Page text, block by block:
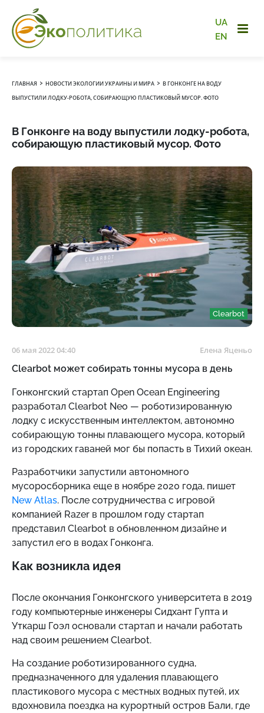
UA
EN
ГЛАВНАЯ › НОВОСТИ ЭКОЛОГИИ УКРАИНЫ И МИРА › В ГОНКОНГЕ НА ВОДУ
ВЫПУСТИЛИ ЛОДКУ-РОБОТА, СОБИРАЮЩУЮ ПЛАСТИКОВЫЙ МУСОР. ФОТО
В Гонконге на воду выпустили лодку-робота,
собирающую пластиковый мусор. Фото
Clearbot
06 мая 2022 04:40 Елена Яценьо
Clearbot может собирать тонны мусора в день
Гонконгский стартап Open Ocean Engineering
разработал Clearbot Neo — роботизированную
лодку с искусственным интеллектом, автономно
собирающую тонны плавающего мусора, который
из городских гаваней мог бы попасть в Тихий океан.
Разработчики запустили автономного
мусоросборника еще в ноябре 2020 года, пишет
New Atlas. После сотрудничества с игровой
компанией Razer в прошлом году стартап
представил Clearbot в обновленном дизайне и
запустил его в водах Гонконга.
Как возникла идея
После окончания Гонконгского университета в 2019
году компьютерные инженеры Сидхант Гупта и
Уткарш Гоэл основали стартап и начали работать
над своим решением Clearbot.
На создание роботизированного судна,
предназначенного для удаления плавающего
пластикового мусора с местных водных путей, их
вдохновила поездка на курортный остров Бали, где